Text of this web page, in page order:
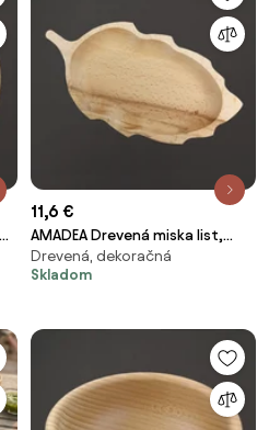
11,6 €
AMADEA Drevená miska list,
masívne drevo, 34 cm
Drevená, dekoračná
Skladom